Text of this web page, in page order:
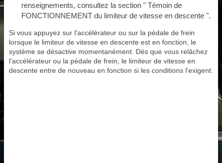
renseignements, consultez la section " Témoin de
FONCTIONNEMENT du limiteur de vitesse en descente ".
Si vous appuyez sur l'accélérateur ou sur la pédale de frein
lorsque le limiteur de vitesse en descente est en fonction, le
système se désactive momentanément. Dès que vous relâchez
l'accélérateur ou la pédale de frein, le limiteur de vitesse en
descente entre de nouveau en fonction si les conditions l'exigent.